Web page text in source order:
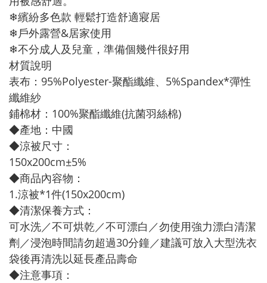
❄繽紛多色款 輕鬆打造舒適寢居
❄戶外露營&居家使用
❄不分成人及兒童，準備個幾件很好用
材質說明
表布：95%Polyester-聚酯纖維、5%Spandex*彈性
纖維紗
鋪棉材：100%聚酯纖維(抗菌羽絲棉)
◆產地：中國
◆涼被尺寸：
150x200cm±5%
◆商品內容物：
1.涼被*1件(150x200cm)
◆清潔保養方式：
可水洗／不可烘乾／不可漂白／勿使用強力漂白清潔
劑／浸泡時間請勿超過30分鐘／建議可放入大型洗衣
袋後再清洗以延長產品壽命
◆注意事項：